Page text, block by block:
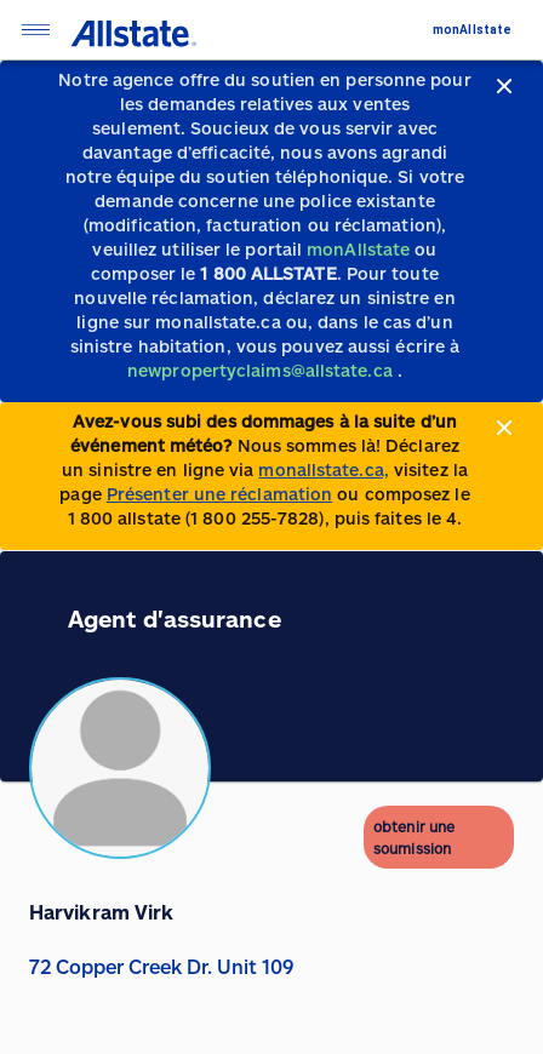
Notre agence offre du soutien en personne pour
les demandes relatives aux ventes
seulement.Soucieux de vous servir avec
davantage d’efficacité, nous avons agrandi
notre équipe du soutien téléphonique.Si votre
demande concerne une police existante
(modification, facturation ou réclamation),
veuillez utiliser le portail monAllstate ou
composer le1 800 ALLSTATE. Pour toute
nouvelle réclamation, déclarez un sinistre en
ligne sur monallstate.ca ou, dans le cas d’un
sinistre habitation, vous pouvez aussi écrire à
newpropertyclaims@allstate.ca .
Avez-vous subi des dommages à la suite d’un
événement météo? Nous sommes là! Déclarez
un sinistre en ligne via monallstate.ca, visitez la
page Présenter une réclamation ou composez le
1 800 allstate (1 800 255-7828), puis faites le 4.
monAllstate
Agent d'assurance
obtenir une
soumission
Harvikram Virk
72 Copper Creek Dr. Unit 109